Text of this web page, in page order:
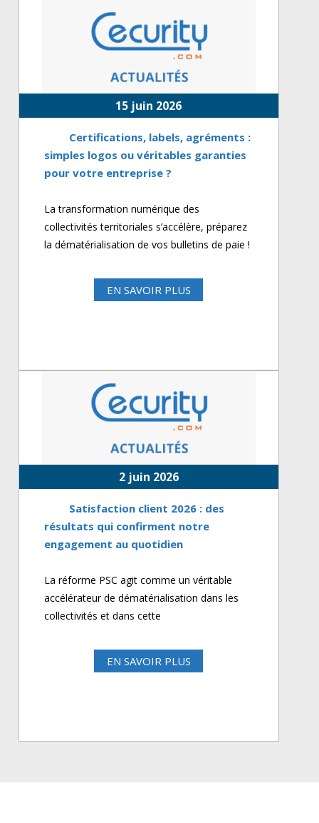
15 juin 2026
Certifications, labels, agréments :
simples logos ou véritables garanties
pour votre entreprise ?
La transformation numérique des
collectivités territoriales s’accélère, préparez
la dématérialisation de vos bulletins de paie !
EN SAVOIR PLUS
2 juin 2026
Satisfaction client 2026 : des
résultats qui confirment notre
engagement au quotidien
La réforme PSC agit comme un véritable
accélérateur de dématérialisation dans les
collectivités et dans cette
EN SAVOIR PLUS